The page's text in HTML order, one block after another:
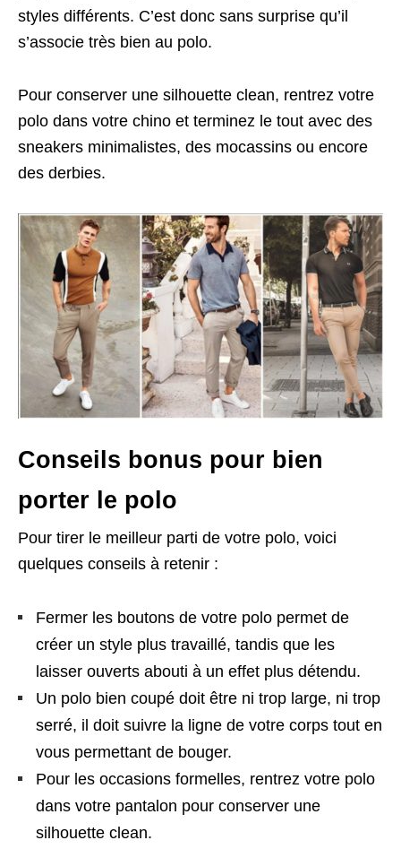
styles différents. C’est donc sans surprise qu’il
s’associe très bien au polo.
Pour conserver une silhouette clean, rentrez votre
polo dans votre chino et terminez le tout avec des
sneakers minimalistes, des mocassins ou encore
des derbies.
Conseils bonus pour bien
porter le polo
Pour tirer le meilleur parti de votre polo, voici
quelques conseils à retenir :
Fermer les boutons de votre polo permet de
créer un style plus travaillé, tandis que les
laisser ouverts abouti à un effet plus détendu.
Un polo bien coupé doit être ni trop large, ni trop
serré, il doit suivre la ligne de votre corps tout en
vous permettant de bouger.
Pour les occasions formelles, rentrez votre polo
dans votre pantalon pour conserver une
silhouette clean.